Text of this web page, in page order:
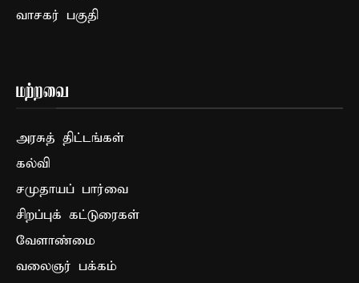
வாசகர் பகுதி
மற்றவை
அரசுத் திட்டங்கள்
கல்வி
சமுதாயப் பார்வை
சிறப்புக் கட்டுரைகள்
வேளாண்மை
வலைஞர் பக்கம்